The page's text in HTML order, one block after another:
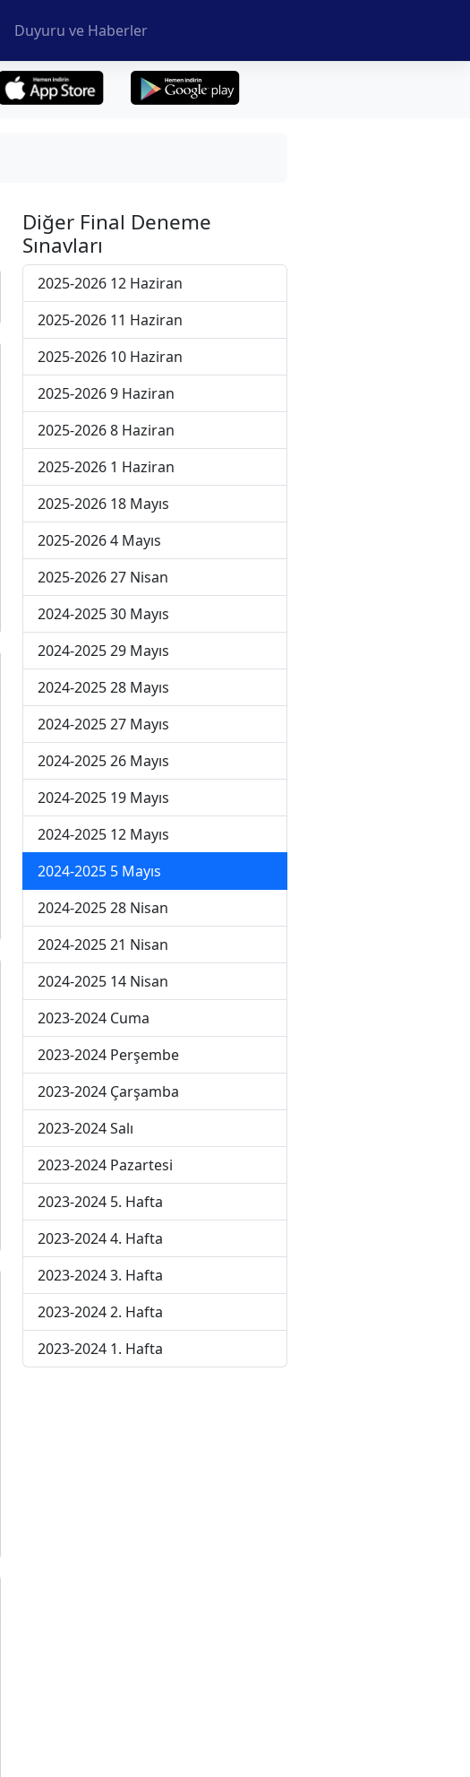
Duyuru ve Haberler
Diğer Final Deneme
Sınavları
2025-2026 12 Haziran
2025-2026 11 Haziran
2025-2026 10 Haziran
2025-2026 9 Haziran
2025-2026 8 Haziran
2025-2026 1 Haziran
2025-2026 18 Mayıs
2025-2026 4 Mayıs
2025-2026 27 Nisan
2024-2025 30 Mayıs
2024-2025 29 Mayıs
2024-2025 28 Mayıs
2024-2025 27 Mayıs
2024-2025 26 Mayıs
2024-2025 19 Mayıs
2024-2025 12 Mayıs
2024-2025 5 Mayıs
2024-2025 28 Nisan
2024-2025 21 Nisan
2024-2025 14 Nisan
2023-2024 Cuma
2023-2024 Perşembe
2023-2024 Çarşamba
2023-2024 Salı
2023-2024 Pazartesi
2023-2024 5. Hafta
2023-2024 4. Hafta
2023-2024 3. Hafta
2023-2024 2. Hafta
2023-2024 1. Hafta